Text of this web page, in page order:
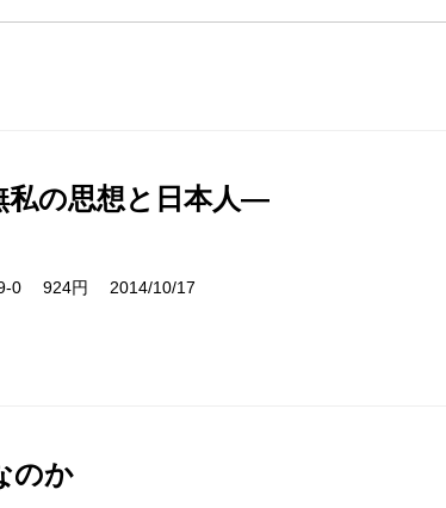
の思想と日本人―
0 924円 2014/10/17
のか